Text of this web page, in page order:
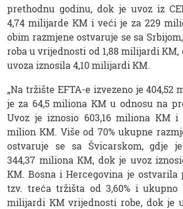
prethodnu godinu, dok je uvoz iz
4,74 milijarde KM i veći je za 229
obim razmjene ostvaruje se sa
roba u vrijednosti od 1,88 milijardi
uvoza iznosila 4,10 milijardi KM.
„Na tržište EFTA-e izvezeno je 404,52
je za 64,5 miliona KM u odnosu na
Uvoz je iznosio 603,16 miliona KM i
milion KM. Više od 70% ukupne
ostvaruje se sa Švicarskom, gdje
344,37 miliona KM, dok je uvoz
KM. Bosna i Hercegovina je ostvarila
tzv. treća tržišta od 3,60% i ukupno
milijardi KM vrijednosti robe, dok je